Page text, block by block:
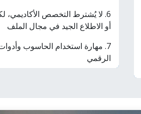
6. لا يُشترط التخصص الأكاديمي،
أو الاطلاع الجيد في مجال الملف
7. مهارة استخدام الحاسوب
الرقمي